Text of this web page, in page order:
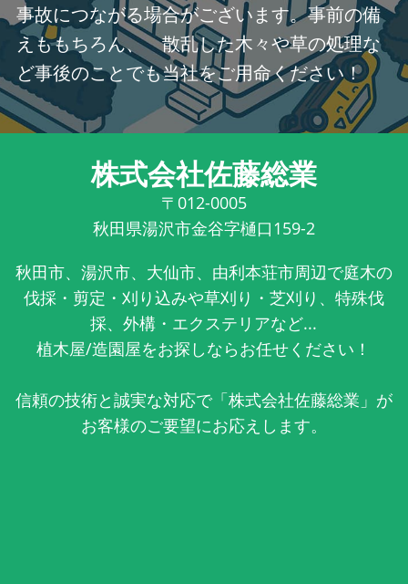
事故につながる場合がございます。事前の備
えももちろん、 散乱した木々や草の処理な
ど事後のことでも当社をご用命ください！
株式会社佐藤総業
〒012-0005
秋田県湯沢市金谷字樋口159-2
秋田市、湯沢市、大仙市、由利本荘市周辺で庭木の
伐採・剪定・刈り込みや草刈り・芝刈り、特殊伐
採、外構・エクステリアなど...
植木屋/造園屋をお探しならお任せください！
信頼の技術と誠実な対応で「株式会社佐藤総業」が
お客様のご要望にお応えします。